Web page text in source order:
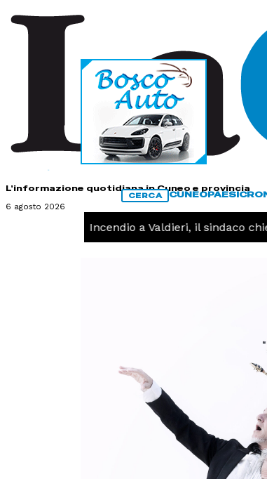
L'informazione quotidiana in Cuneo e provincia
6 agosto 2026
CERCA CUNEOPAESI
Incendio a Valdieri, il sindaco